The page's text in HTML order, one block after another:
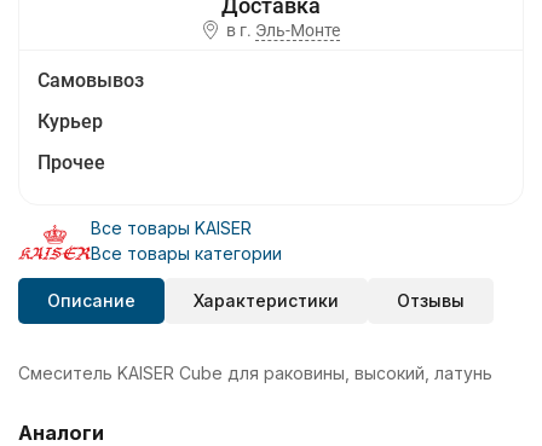
в г. Эль-Монте
Самовывоз
Курьер
Прочее
Все товары KAISER
Все товары категории
Описание Характеристики Отзывы
Смеситель KAISER Cube для раковины, высокий, латунь
Аналоги